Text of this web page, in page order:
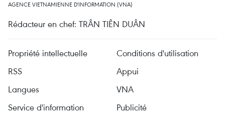
AGENCE VIETNAMIENNE D'INFORMATION (VNA)
Rédacteur en chef: TRÂN TIÊN DUÂN
Propriété intellectuelle
Conditions d'utilisation
RSS
Appui
Langues
VNA
Service d'information
Publicité